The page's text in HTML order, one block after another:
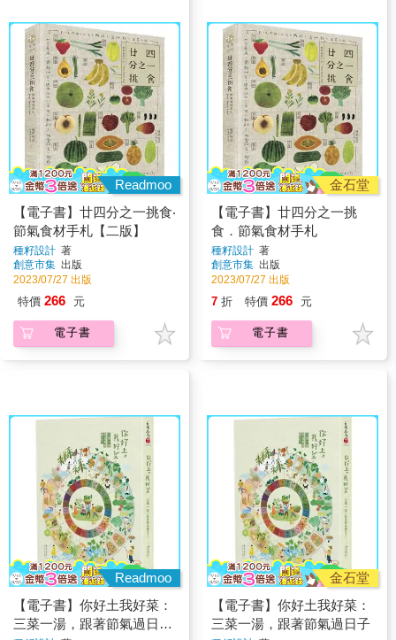
Readmoo
【電子書】廿四分之一挑食‧
節氣食材手札【二版】
種籽設計 著
創意市集 出版
2023/07/27 出版
特價 266 元
電子書
金石堂
【電子書】廿四分之一挑
食．節氣食材手札
種籽設計 著
創意市集 出版
2023/07/27 出版
7 折 特價 266 元
電子書
Readmoo
【電子書】你好土我好菜：
三菜一湯，跟著節氣過日子
金石堂
【電子書】你好土我好菜：
三菜一湯，跟著節氣過日子